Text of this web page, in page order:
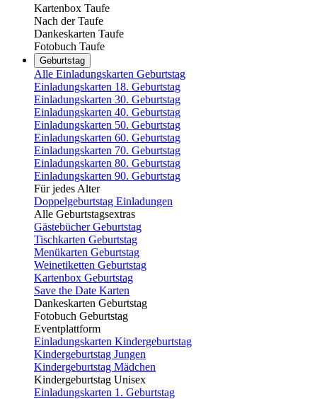
Kartenbox Taufe
Nach der Taufe
Dankeskarten Taufe
Fotobuch Taufe
Geburtstag
Alle Einladungskarten Geburtstag
Einladungskarten 18. Geburtstag
Einladungskarten 30. Geburtstag
Einladungskarten 40. Geburtstag
Einladungskarten 50. Geburtstag
Einladungskarten 60. Geburtstag
Einladungskarten 70. Geburtstag
Einladungskarten 80. Geburtstag
Einladungskarten 90. Geburtstag
Für jedes Alter
Doppelgeburtstag Einladungen
Alle Geburtstagsextras
Gästebücher Geburtstag
Tischkarten Geburtstag
Menükarten Geburtstag
Weinetiketten Geburtstag
Kartenbox Geburtstag
Save the Date Karten
Dankeskarten Geburtstag
Fotobuch Geburtstag
Eventplattform
Einladungskarten Kindergeburtstag
Kindergeburtstag Jungen
Kindergeburtstag Mädchen
Kindergeburtstag Unisex
Einladungskarten 1. Geburtstag